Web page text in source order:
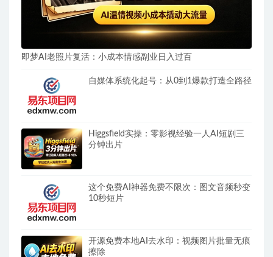
即梦AI老照片复活：小成本情感副业日入过百
自媒体系统化起号：从0到1爆款打造全路径
Higgsfield实操：零影视经验一人AI短剧三
分钟出片
这个免费AI神器免费不限次：图文音频秒变
10秒短片
开源免费本地AI去水印：视频图片批量无痕
擦除